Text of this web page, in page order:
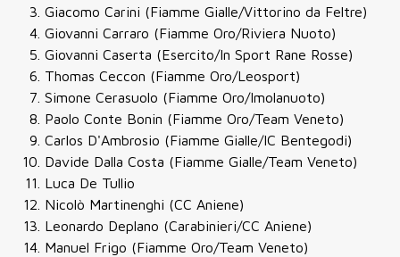
Giacomo Carini (Fiamme Gialle/Vittorino da Feltre)
Giovanni Carraro (Fiamme Oro/Riviera Nuoto)
Giovanni Caserta (Esercito/In Sport Rane Rosse)
Thomas Ceccon (Fiamme Oro/Leosport)
Simone Cerasuolo (Fiamme Oro/Imolanuoto)
Paolo Conte Bonin (Fiamme Oro/Team Veneto)
Carlos D'Ambrosio (Fiamme Gialle/IC Bentegodi)
Davide Dalla Costa (Fiamme Gialle/Team Veneto)
Luca De Tullio
Nicolò Martinenghi (CC Aniene)
Leonardo Deplano (Carabinieri/CC Aniene)
Manuel Frigo (Fiamme Oro/Team Veneto)